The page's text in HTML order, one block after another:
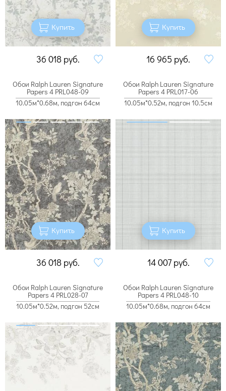
Купить
36 018 руб.
Купить
16 965 руб.
Обои Ralph Lauren Signature
Papers 4 PRL048-09
10.05м*0.68м, подгон 64см
Купить
36 018 руб.
Обои Ralph Lauren Signature
Papers 4 PRL017-06
10.05м*0.52м, подгон 10.5см
Купить
14 007 руб.
Обои Ralph Lauren Signature
Papers 4 PRL028-07
10.05м*0.52м, подгон 52см
Обои Ralph Lauren Signature
Papers 4 PRL048-10
10.05м*0.68м, подгон 64см